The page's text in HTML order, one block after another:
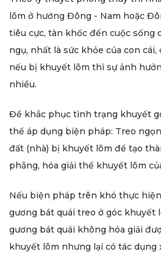
lõm ở hướng Đông - Nam hoặc
tiêu cực, tàn khốc đến cuộc sống
ngụ, nhất là sức khỏe của con
nếu bị khuyết lõm thì sự ảnh
nhiều.
Để khắc phục tình trạng khuyết
thể áp dụng biện pháp: Treo
đất (nhà) bị khuyết lõm để tạo
phẳng, hóa giải thế khuyết lõm
Nếu biện pháp trên khó thực
gương bát quái treo ở góc khuyết
gương bát quái không hóa giải
khuyết lõm nhưng lại có tác dụng